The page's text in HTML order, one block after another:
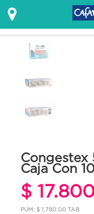
Caja Con
$
PUM: $ 1,780.00 TAB